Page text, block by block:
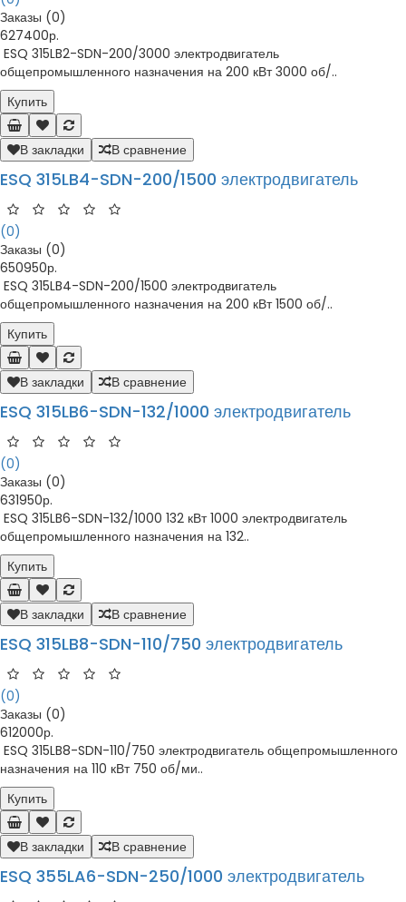
Заказы (0)
627400р.
ESQ 315LB2-SDN-200/3000 электродвигатель
общепромышленного назначения на 200 кВт 3000 об/..
Купить
В закладки В сравнение
ESQ 315LB4-SDN-200/1500 электродвигатель
(0)
Заказы (0)
650950р.
ESQ 315LB4-SDN-200/1500 электродвигатель
общепромышленного назначения на 200 кВт 1500 об/..
Купить
В закладки В сравнение
ESQ 315LB6-SDN-132/1000 электродвигатель
(0)
Заказы (0)
631950р.
ESQ 315LB6-SDN-132/1000 132 кВт 1000 электродвигатель
общепромышленного назначения на 132..
Купить
В закладки В сравнение
ESQ 315LB8-SDN-110/750 электродвигатель
(0)
Заказы (0)
612000р.
ESQ 315LB8-SDN-110/750 электродвигатель общепромышленного
назначения на 110 кВт 750 об/ми..
Купить
В закладки В сравнение
ESQ 355LA6-SDN-250/1000 электродвигатель